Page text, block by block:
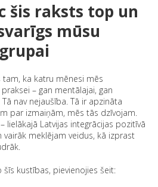
šis raksts top un
mūsu
ka katru mēnesi mēs
– gan mentālajai, gan
nav nejaušība. Tā ir apzināta
par izmaiņām, mēs tās dzīvojam.
lielākajā Latvijas integrācijas pozitīvā
vairāk meklējam veidus, kā izprast
šīs kustības, pievienojies šeit: